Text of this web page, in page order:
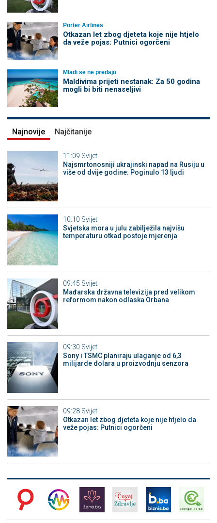
Porter Airlines
Otkazan let zbog djeteta koje nije htjelo
da veže pojas: Putnici ogorčeni
Mladi se ne predaju
Maldivima prijeti nestanak: Za 50 godina
mogli bi biti nenaseljivi
Najnovije Najčitanije
11:09 Svijet
Najsmrtonosniji ukrajinski napad na Rusiju u
više od dvije godine: Poginulo 13 ljudi
10:10 Svijet
Svjetska mora u julu zabilježila najvišu
temperaturu otkad postoje mjerenja
09:45 Svijet
Mađarska državna televizija pred velikom
reformom nakon odlaska Orbana
09:30 Svijet
Sony i TSMC planiraju ulaganje od 6,3
milijarde dolara u proizvodnju senzora
09:28 Svijet
Otkazan let zbog djeteta koje nije htjelo da
veže pojas: Putnici ogorčeni